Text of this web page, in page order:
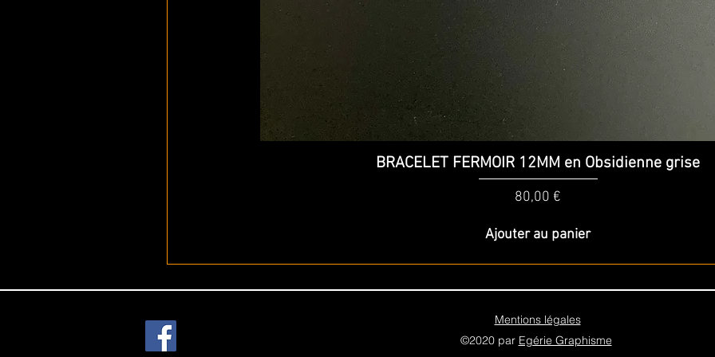
Aperçu rapide
BRACELET FERMOIR 12MM en Obsidienne grise
Prix
80,00 €
Ajouter au panier
Mentions légales
©2020 par Egérie Graphisme